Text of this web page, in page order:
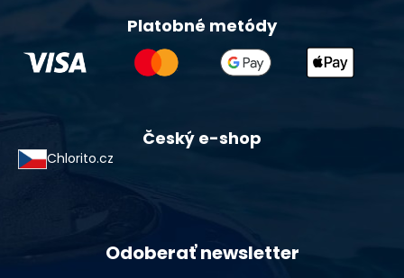
Platobné metódy
Český e-shop
Chlorito.cz
Odoberať newsletter